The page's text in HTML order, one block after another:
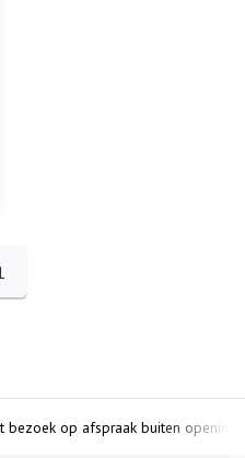
op afspraak buiten openingstijden